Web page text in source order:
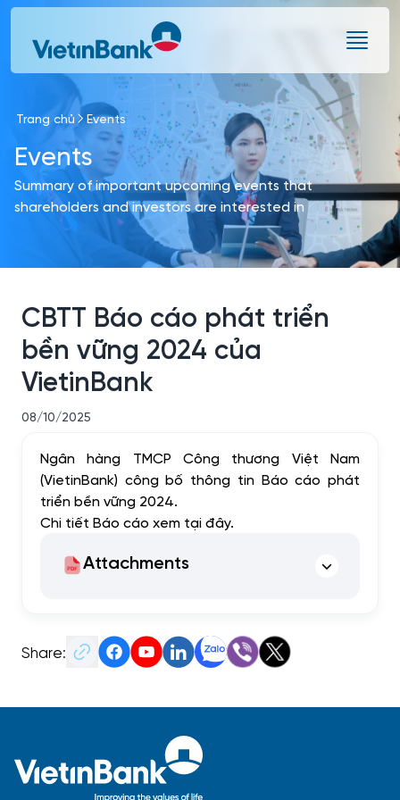
Skip to Main Content
Trang chủ Events
Events
Summary of important upcoming events that
shareholders and investors are interested in
CBTT Báo cáo phát triển
bền vững 2024 của
VietinBank
08/10/2025
Ngân hàng TMCP Công thương Việt Nam
(VietinBank) công bố thông tin Báo cáo phát
triển bền vững 2024.
Chi tiết Báo cáo xem tại đây.
Attachments
Share: